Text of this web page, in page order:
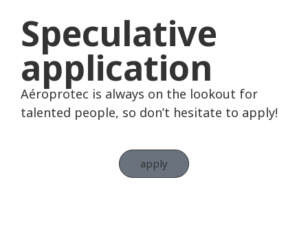
Speculative
application
Aéroprotec is always on the lookout for
talented people, so don’t hesitate to apply!
apply